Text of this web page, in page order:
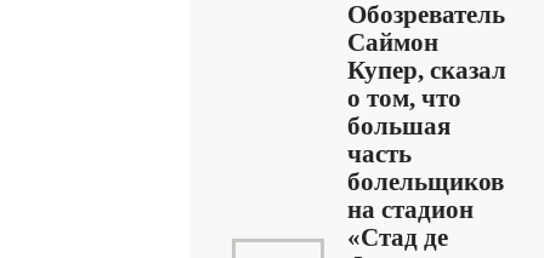
Обозреватель
Саймон
Купер, сказал
о том, что
большая
часть
болельщиков
на стадион
«Стад де